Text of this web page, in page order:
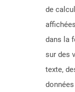
de
dans la
sur des
texte,